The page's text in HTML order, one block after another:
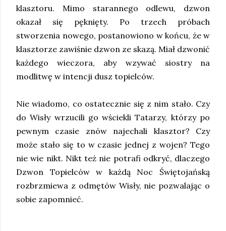
klasztoru. Mimo starannego odlewu, dzwon
okazał się pęknięty. Po trzech próbach
stworzenia nowego, postanowiono w końcu, że w
klasztorze zawiśnie dzwon ze skazą. Miał dzwonić
każdego wieczora, aby wzywać siostry na
modlitwę w intencji dusz topielców.
Nie wiadomo, co ostatecznie się z nim stało. Czy
do Wisły wrzucili go wściekli Tatarzy, którzy po
pewnym czasie znów najechali klasztor? Czy
może stało się to w czasie jednej z wojen? Tego
nie wie nikt. Nikt też nie potrafi odkryć, dlaczego
Dzwon Topielców w każdą Noc Świętojańską
rozbrzmiewa z odmętów Wisły, nie pozwalając o
sobie zapomnieć.